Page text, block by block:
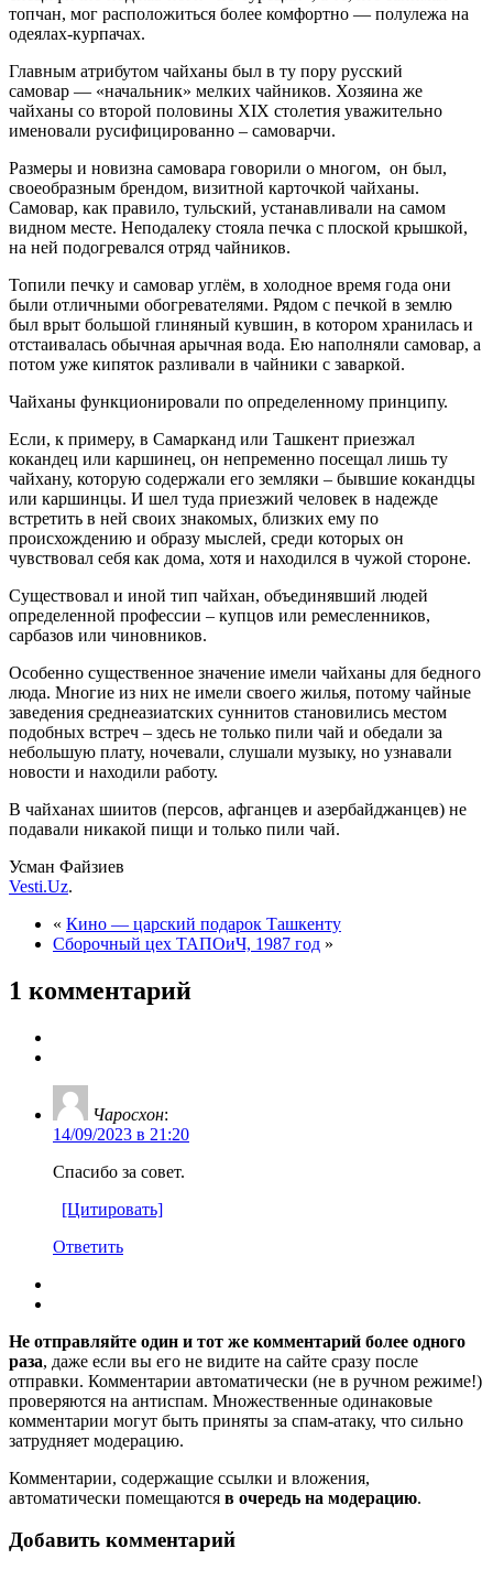
топчан, мог расположиться более комфортно — полулежа на
одеялах-курпачах.
Главным атрибутом чайханы был в ту пору русский
самовар — «начальник» мелких чайников. Хозяина же
чайханы со второй половины XIX столетия уважительно
именовали русифицированно – самоварчи.
Размеры и новизна самовара говорили о многом, он был,
своеобразным брендом, визитной карточкой чайханы.
Самовар, как правило, тульский, устанавливали на самом
видном месте. Неподалеку стояла печка с плоской крышкой,
на ней подогревался отряд чайников.
Топили печку и самовар углём, в холодное время года они
были отличными обогревателями. Рядом с печкой в землю
был врыт большой глиняный кувшин, в котором хранилась и
отстаивалась обычная арычная вода. Ею наполняли самовар, а
потом уже кипяток разливали в чайники с заваркой.
Чайханы функционировали по определенному принципу.
Если, к примеру, в Самарканд или Ташкент приезжал
кокандец или каршинец, он непременно посещал лишь ту
чайхану, которую содержали его земляки – бывшие кокандцы
или каршинцы. И шел туда приезжий человек в надежде
встретить в ней своих знакомых, близких ему по
происхождению и образу мыслей, среди которых он
чувствовал себя как дома, хотя и находился в чужой стороне.
Существовал и иной тип чайхан, объединявший людей
определенной профессии – купцов или ремесленников,
сарбазов или чиновников.
Особенно существенное значение имели чайханы для бедного
люда. Многие из них не имели своего жилья, потому чайные
заведения среднеазиатских суннитов становились местом
подобных встреч – здесь не только пили чай и обедали за
небольшую плату, ночевали, слушали музыку, но узнавали
новости и находили работу.
В чайханах шиитов (персов, афганцев и азербайджанцев) не
подавали никакой пищи и только пили чай.
Усман Файзиев
Vesti.Uz.
« Кино — царский подарок Ташкенту
Сборочный цех ТАПОиЧ, 1987 год »
1 комментарий
Чаросхон:
14/09/2023 в 21:20
Спасибо за совет.
[Цитировать]
Ответить
Не отправляйте один и тот же комментарий более одного
раза, даже если вы его не видите на сайте сразу после
отправки. Комментарии автоматически (не в ручном режиме!)
проверяются на антиспам. Множественные одинаковые
комментарии могут быть приняты за спам-атаку, что сильно
затрудняет модерацию.
Комментарии, содержащие ссылки и вложения,
автоматически помещаются в очередь на модерацию.
Добавить комментарий